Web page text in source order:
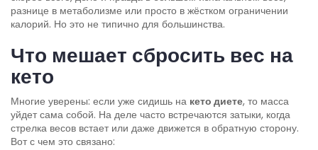
разнице в метаболизме или просто в жёстком ограничении
калорий. Но это не типично для большинства.
Что мешает сбросить вес на
кето
Многие уверены: если уже сидишь на кето диете, то масса
уйдет сама собой. На деле часто встречаются затыки, когда
стрелка весов встает или даже движется в обратную сторону.
Вот с чем это связано: